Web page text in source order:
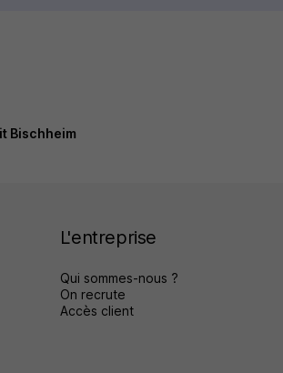
Bischheim
L'entreprise
Qui sommes-nous ?
On recrute
Accès client